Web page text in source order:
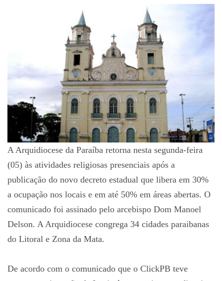
A Arquidiocese da Paraíba retorna nesta segunda-feira
(05) às atividades religiosas presenciais após a
publicação do novo decreto estadual que libera em 30%
a ocupação nos locais e em até 50% em áreas abertas. O
comunicado foi assinado pelo arcebispo Dom Manoel
Delson. A Arquidiocese congrega 34 cidades paraibanas
do Litoral e Zona da Mata.
De acordo com o comunicado que o ClickPB teve